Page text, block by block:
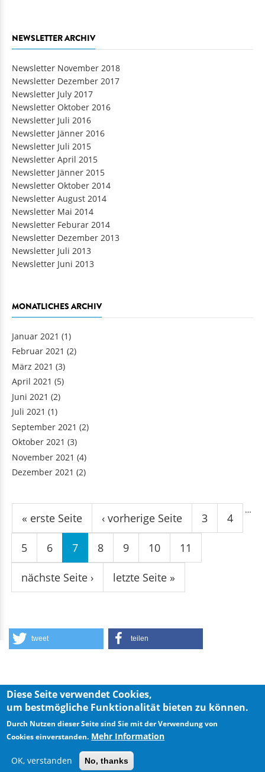
NEWSLETTER ARCHIV
Newsletter November 2018
Newsletter Dezember 2017
Newsletter July 2017
Newsletter Oktober 2016
Newsletter Juli 2016
Newsletter Jänner 2016
Newsletter Juli 2015
Newsletter April 2015
Newsletter Jänner 2015
Newsletter Oktober 2014
Newsletter August 2014
Newsletter Mai 2014
Newsletter Feburar 2014
Newsletter Dezember 2013
Newsletter Juli 2013
Newsletter Juni 2013
MONATLICHES ARCHIV
Januar 2021 (1)
Februar 2021 (2)
März 2021 (3)
April 2021 (5)
Juni 2021 (2)
Juli 2021 (1)
September 2021 (2)
Oktober 2021 (3)
November 2021 (4)
Dezember 2021 (2)
Seiten
« erste Seite ‹ vorherige Seite
…
3 4
5 6 7 8 9 10 11
nächste Seite › letzte Seite »
Privacy Policy
Diese Seite verwendet Cookies,
um bestmögliche Funktionalität bieten zu können.
Durch Nutzen dieser Seite sind Sie mit der Verwendung von
Cookies einverstanden. Mehr Information
OK, verstanden No, thanks